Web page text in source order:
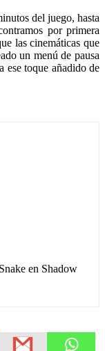
del juego, hasta
por primera
las cinemáticas que
un menú de pausa
ese toque añadido de
en Shadow